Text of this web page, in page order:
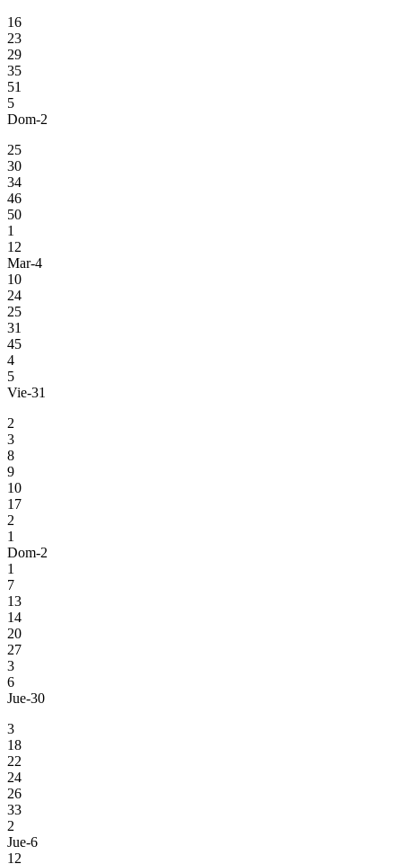
16
23
29
35
51
5
Dom-2
25
30
34
46
50
1
12
Mar-4
10
24
25
31
45
4
5
Vie-31
2
3
8
9
10
17
2
1
Dom-2
1
7
13
14
20
27
3
6
Jue-30
3
18
22
24
26
33
2
Jue-6
12